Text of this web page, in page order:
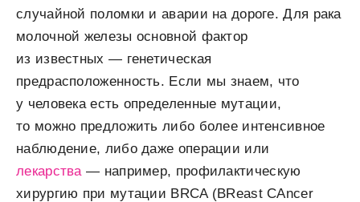
случайной поломки и аварии на дороге. Для рака
молочной железы основной фактор
из известных — генетическая
предрасположенность. Если мы знаем, что
у человека есть определенные мутации,
то можно предложить либо более интенсивное
наблюдение, либо даже операции или
лекарства— например, профилактическую
хирургию при мутации BRCA (BReast CAncer